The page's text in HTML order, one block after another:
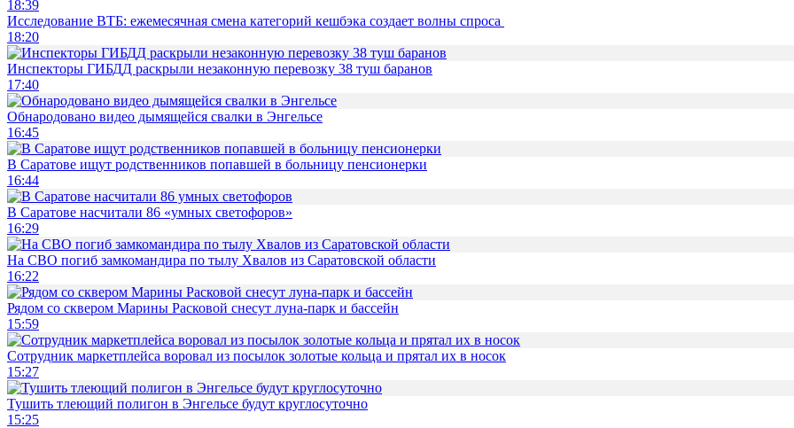
18:39
Исследование ВТБ: ежемесячная смена категорий кешбэка создает волны спроса
18:20
Инспекторы ГИБДД раскрыли незаконную перевозку 38 туш баранов
17:40
Обнародовано видео дымящейся свалки в Энгельсе
16:45
В Саратове ищут родственников попавшей в больницу пенсионерки
16:44
В Саратове насчитали 86 «умных светофоров»
16:29
На СВО погиб замкомандира по тылу Хвалов из Саратовской области
16:22
Рядом со сквером Марины Расковой снесут луна-парк и бассейн
15:59
Сотрудник маркетплейса воровал из посылок золотые кольца и прятал их в носок
15:27
Тушить тлеющий полигон в Энгельсе будут круглосуточно
15:25